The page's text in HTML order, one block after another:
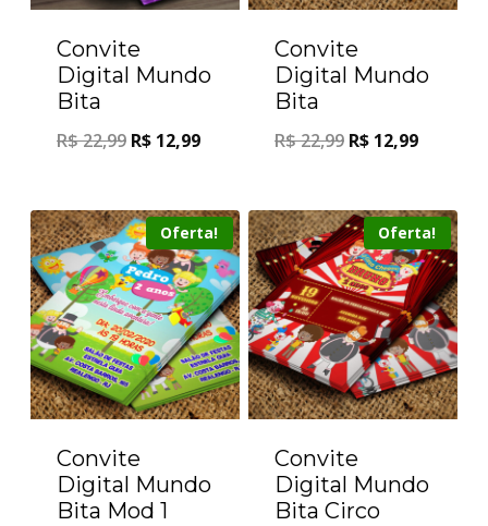
Convite
Digital Mundo
Bita
R$22,99 R$ 12,99
Convite
Digital Mundo
Bita
R$22,99 R$ 12,99
Oferta!
Convite
Digital Mundo
Bita Mod 1
Oferta!
Convite
Digital Mundo
Bita Circo